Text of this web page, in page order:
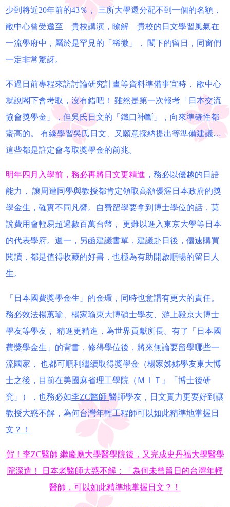
少到將近20年前的43％， 三所大學還分配不到一個的名額，
敝中心曾受邀至 貴校講演，瞭解 貴校的日文學習風氣在
一流學府中，屬於是罕見的「稀微」， 閣下的留日，同窗們
一定非常驚訝。
不過日前專程來訪討論研究計畫等資料準備事宜時， 敝中心
就說閣下會考取，沒有錯吧！ 雖然是第一次報考「日本交流
協會獎學金」，但吳氏日文的「鐵口神斷」，向來準確性都
蠻高的。 有緣學習吳氏日文、又願意採納提出等準備建議…
這些都是註定會考取獎學金的前兆。
明年四月入學前，務必再將日文更精進 ，務必以優越的日語
能力， 讓周遭同學與教授都肯定領取高額優渥日本政府的獎
學金生，確實不同凡響。自費留學要拿到博士學位的話，莫
說費用會輕易超過數百萬台幣， 更難以進入東京大學等日本
的代表學府。週一，另函建議書單，建議赴日後，儘速購買
閱讀，都是值得收藏的好書，也極為有助開啟順暢的留日人
生。
「日本國費獎學金生」的金環，同時也意謂有更大的責任。
務必效法楊蕙瑜、楊家瑜東大博碩士學友、游上毅京大博士
學友等學友， 精進更精進，為世界貢獻所長。有了「日本國
費獎學金生」的背書，修得學位後，將來無論要留學哪些一
流國家， 也都可順利繼續取得獎學金（楊家姊姊學友東大博
士之後，目前在美國麻省理工學院（ＭＩＴ』「博士後研
究」），也務必如李ZC醫師 醫師學友，日文實力更要好到讓
教授大惑不解，為何台灣年輕工程師可以如此精準地掌握日
文？！
賀！李ZC醫師 繼慶應大學醫學院後，又完成史丹福大學醫學
院深造！ 日本老醫師大惑不解：「為何未曾留日的台灣年輕
醫師，可以如此精準地掌握日文？！